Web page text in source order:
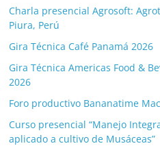
Charla presencial Agrosoft:
Piura, Perú
Gira Técnica Café Panamá 2026
Gira Técnica Americas Food &
2026
Foro productivo Bananatime
Curso presencial “Manejo
aplicado a cultivo de Musáceas”